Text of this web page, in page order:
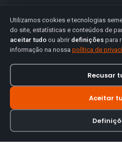
Utilizamos cookies e tecnologias
do site, estatísticas e conteúdos de
aceitar tudo ou abrir definições para
informação na nossa política de
Recusar
Aceitar